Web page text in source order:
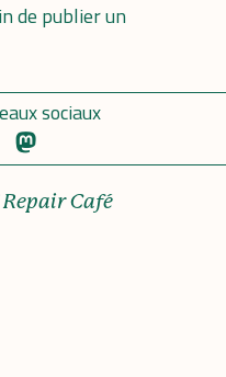
de publier un
sociaux
Repair Café